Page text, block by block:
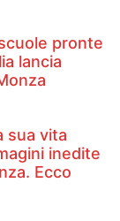
pronte
lancia
sua vita
inedite
Ecco